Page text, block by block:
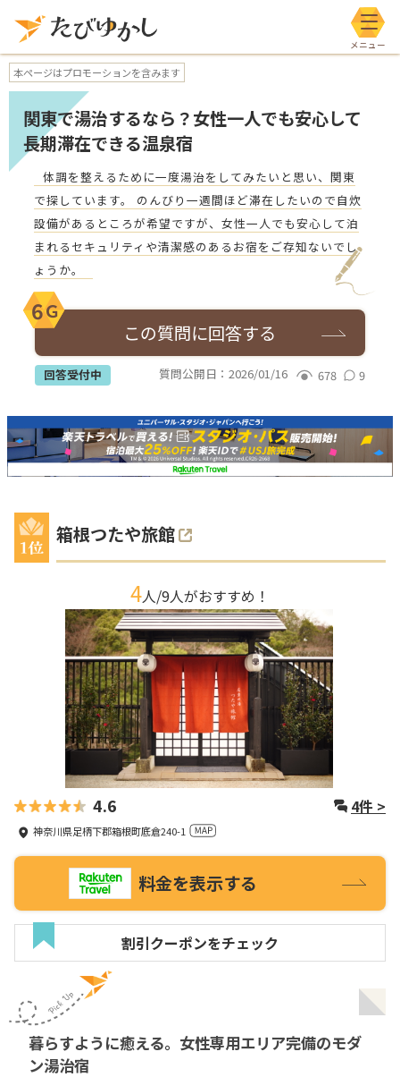
メニ
本ページはプロモーションを含みます
関東で湯治するなら？女性一人でも安心して
長期滞在できる温泉宿
体調を整えるために一度湯治をしてみたいと思い、関東
で探しています。 のんびり一週間ほど滞在したいので自炊
設備があるところが希望ですが、女性一人でも安心して泊
まれるセキュリティや清潔感のあるお宿をご存知ないでし
ょうか。
6Ｇ
この質問に回答する
回答受付中 質問公開日：2026/01/16 678 9
箱根つたや旅館
4人/9人がおすすめ！
4.6 4件 >
神奈川県足柄下郡箱根町底倉240-1
料金を表示する
割引クーポンをチェック
暮らすように癒える。女性専用エリア完備のモダ
ン湯治宿